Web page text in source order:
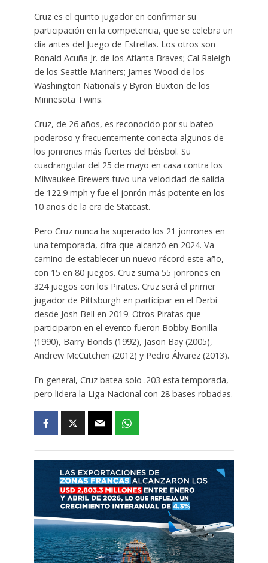
Cruz es el quinto jugador en confirmar su
participación en la competencia, que se celebra un
día antes del Juego de Estrellas. Los otros son
Ronald Acuña Jr. de los Atlanta Braves; Cal Raleigh
de los Seattle Mariners; James Wood de los
Washington Nationals y Byron Buxton de los
Minnesota Twins.
Cruz, de 26 años, es reconocido por su bateo
poderoso y frecuentemente conecta algunos de
los jonrones más fuertes del béisbol. Su
cuadrangular del 25 de mayo en casa contra los
Milwaukee Brewers tuvo una velocidad de salida
de 122.9 mph y fue el jonrón más potente en los
10 años de la era de Statcast.
Pero Cruz nunca ha superado los 21 jonrones en
una temporada, cifra que alcanzó en 2024. Va
camino de establecer un nuevo récord este año,
con 15 en 80 juegos. Cruz suma 55 jonrones en
324 juegos con los Pirates. Cruz será el primer
jugador de Pittsburgh en participar en el Derbi
desde Josh Bell en 2019. Otros Piratas que
participaron en el evento fueron Bobby Bonilla
(1990), Barry Bonds (1992), Jason Bay (2005),
Andrew McCutchen (2012) y Pedro Álvarez (2013).
En general, Cruz batea solo .203 esta temporada,
pero lidera la Liga Nacional con 28 bases robadas.